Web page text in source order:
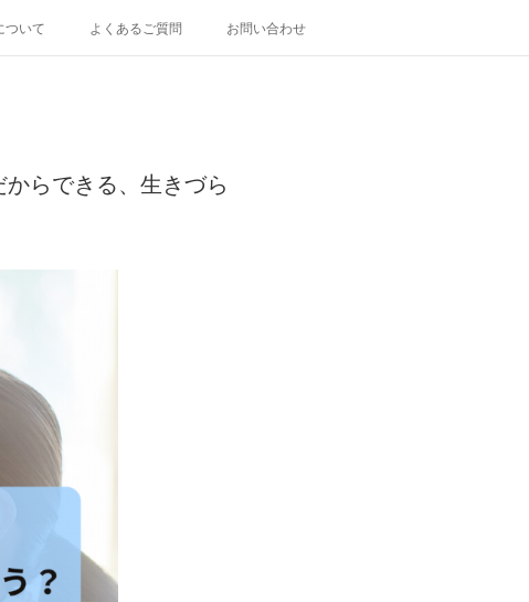
ついて よくあるご質問 お問い合わせ
らできる、生きづら